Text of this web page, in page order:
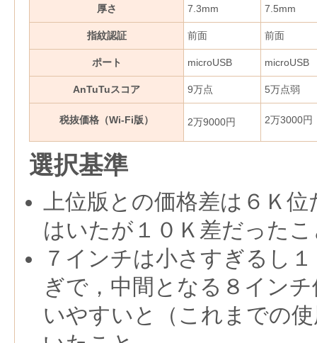
厚さ 7.3mm 7.5mm
指紋認証 前面 前面
ポート microUSB microUSB
AnTuTuスコア 9万点 5万点弱
税抜価格（Wi-Fi版） 2万9000円 2万3000円
選択基準
上位版との価格差は６Ｋ
はいたが１０Ｋ差だった
７インチは小さすぎるし
ぎで，中間となる８イン
いやすいと（これまでの